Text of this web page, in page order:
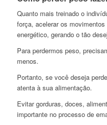
Quanto mais treinado o
força, acelerar os
energético, gerando o tão
Para perdermos peso,
menos.
Portanto, se você deseja
atenta à sua alimentação.
Evitar gorduras, doces,
importante no processo de